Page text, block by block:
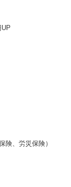
険、労災保険）